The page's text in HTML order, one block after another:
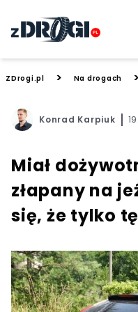
ZDrogi.pl > Na drogach >
Konrad Karpiuk
Miał
złapany na
się, że tylko